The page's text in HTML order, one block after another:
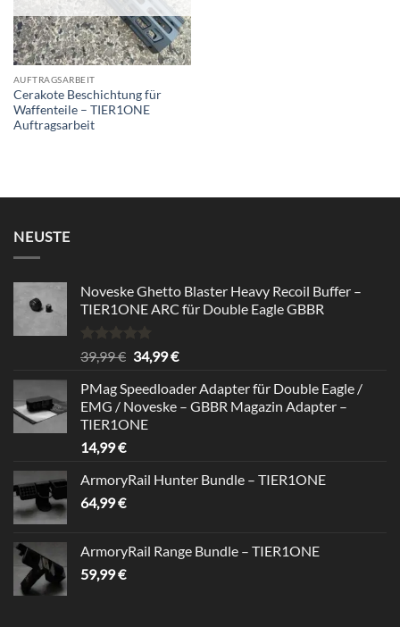
AUFTRAGSARBEIT
Cerakote Beschichtung für
Waffenteile – TIER1ONE
Auftragsarbeit
NEUSTE
Noveske Ghetto Blaster Heavy Recoil Buffer –
TIER1ONE ARC für Double Eagle GBBR
Rated5.00
out of 5
39,99€ Original
was:
39,99 €.
34,99€Current
is:
34,99 €.
PMag Speedloader Adapter für Double Eagle /
EMG / Noveske – GBBR Magazin Adapter –
TIER1ONE
14,99€
ArmoryRail Hunter Bundle – TIER1ONE
64,99€
ArmoryRail Range Bundle – TIER1ONE
59,99€